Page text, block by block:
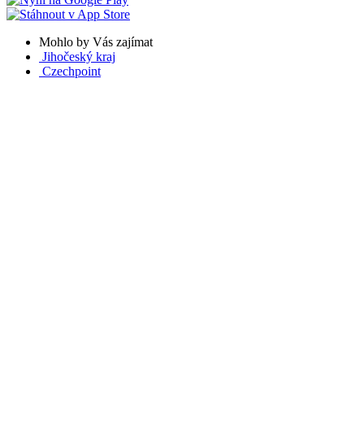
Mohlo by Vás zajímat
Jihočeský kraj
Czechpoint